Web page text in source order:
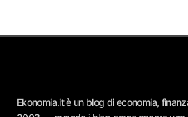
Ekonomia.it è un blog di economia,